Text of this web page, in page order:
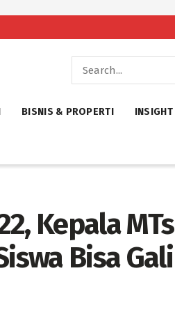
BISNIS & PROPERTI INSIGHT
Kepala MTs
Bisa Gali